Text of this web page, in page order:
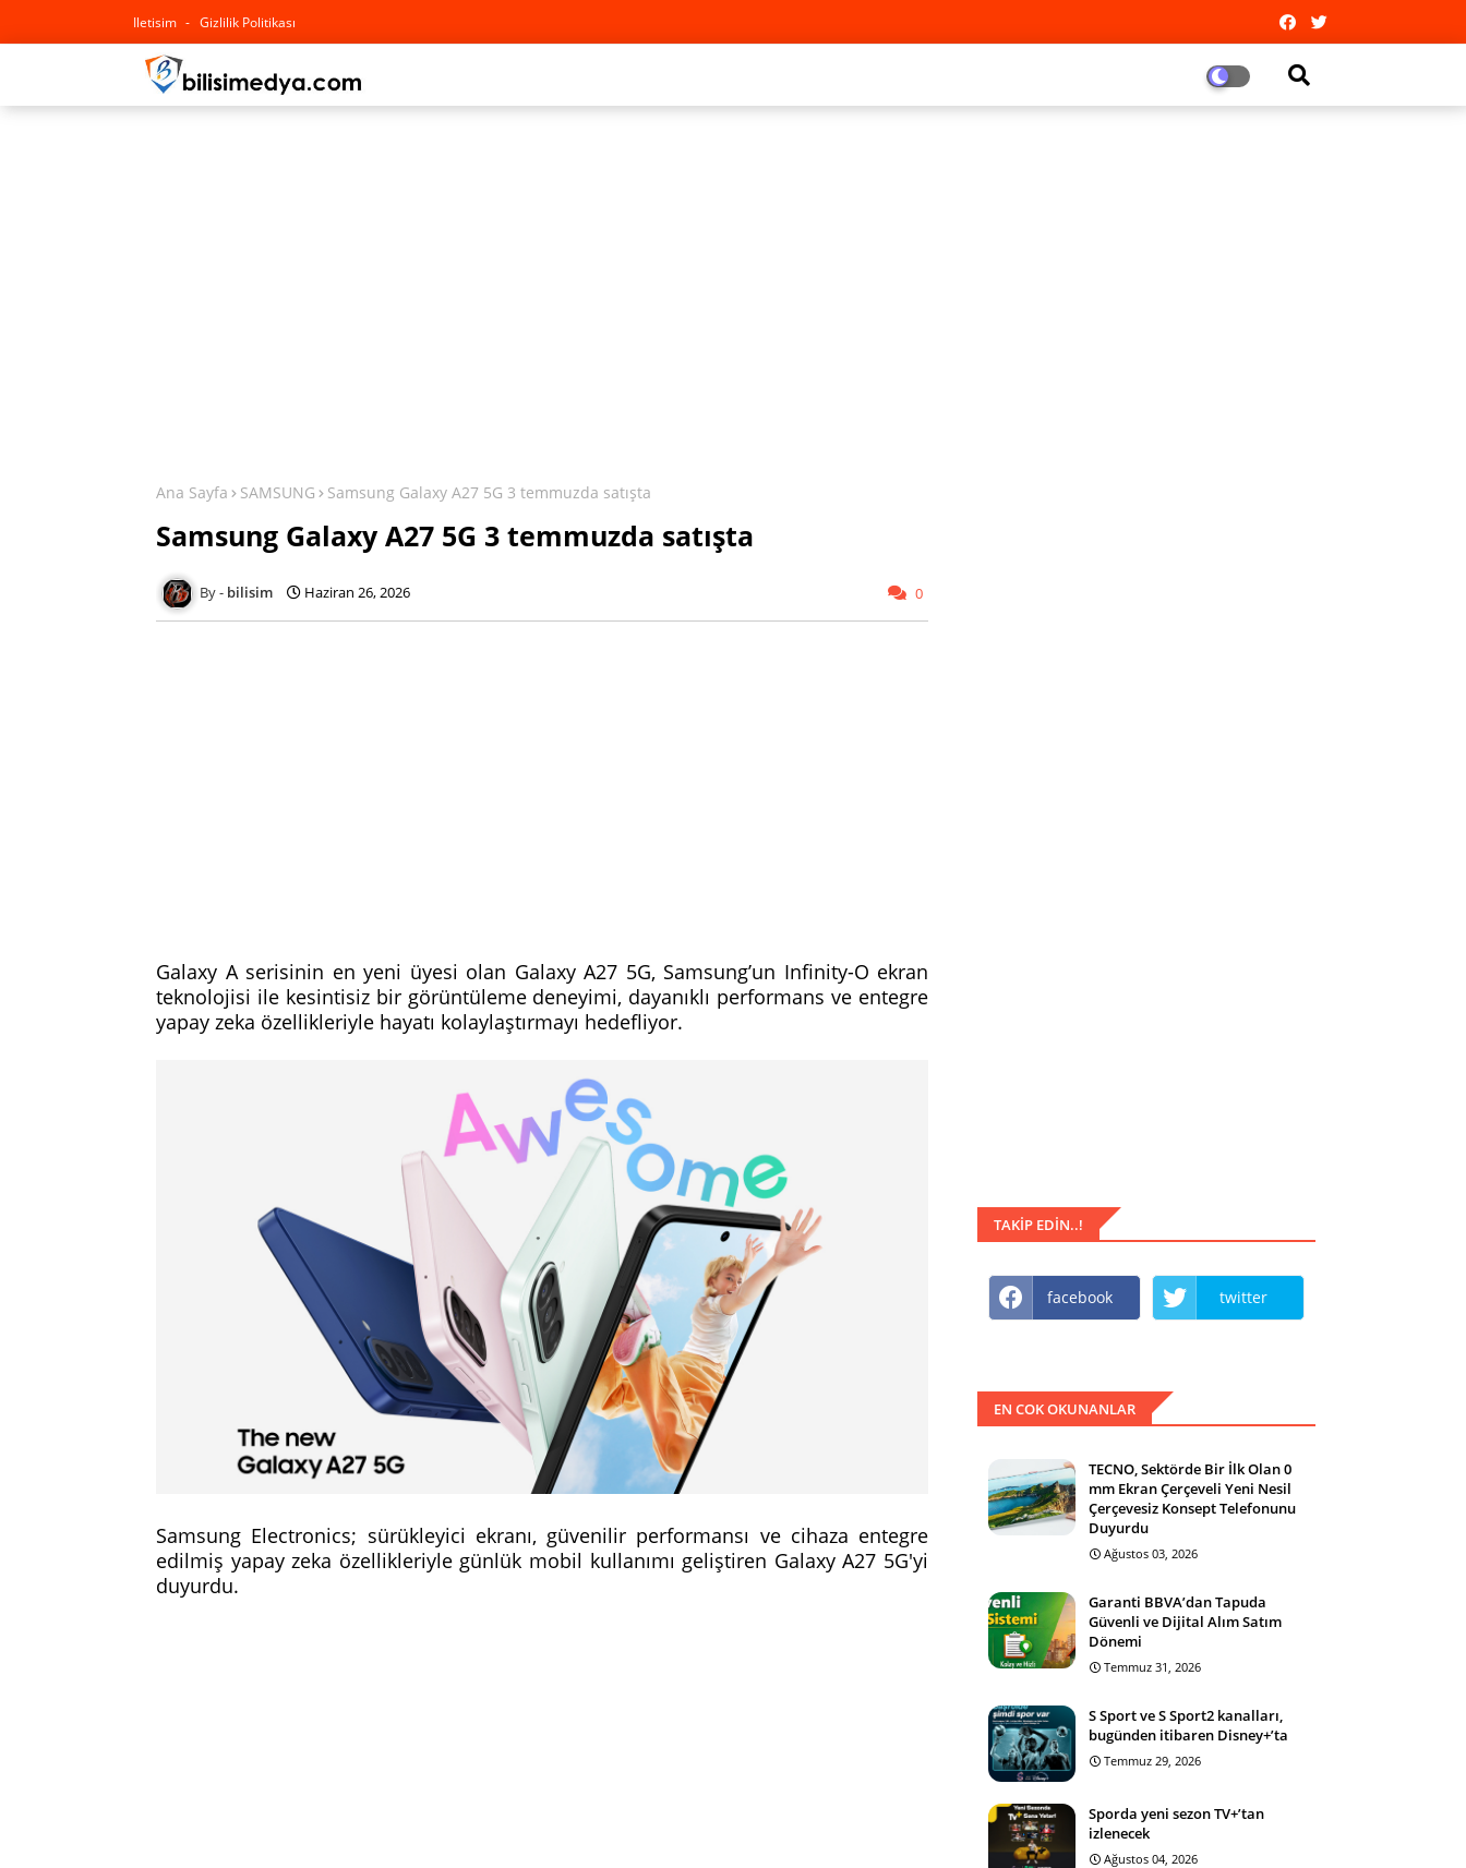
Iletisim Gizlilik Politikası
Ana Sayfa SAMSUNG Samsung Galaxy A27 5G 3 temmuzda satışta
Samsung Galaxy A27 5G 3 temmuzda satışta
bilisim Haziran 26, 2026 0
Galaxy A serisinin en yeni üyesi olan Galaxy A27 5G, Samsung’un Infinity-O ekran
teknolojisi ile kesintisiz bir görüntüleme deneyimi, dayanıklı performans ve entegre
yapay zeka özellikleriyle hayatı kolaylaştırmayı hedefliyor.
Samsung Electronics; sürükleyici ekranı, güvenilir performansı ve cihaza entegre
edilmiş yapay zeka özellikleriyle günlük mobil kullanımı geliştiren Galaxy A27 5G'yi
duyurdu.
TAKIP EDIN..!
facebook twitter
EN COK OKUNANLAR
TECNO, Sektörde Bir İlk Olan 0
mm Ekran Çerçeveli Yeni Nesil
Çerçevesiz Konsept Telefonunu
Duyurdu
Ağustos 03, 2026
Garanti BBVA’dan Tapuda
Güvenli ve Dijital Alım Satım
Dönemi
Temmuz 31, 2026
S Sport ve S Sport2 kanalları,
bugünden itibaren Disney+’ta
Temmuz 29, 2026
Sporda yeni sezon TV+’tan
izlenecek
Ağustos 04, 2026